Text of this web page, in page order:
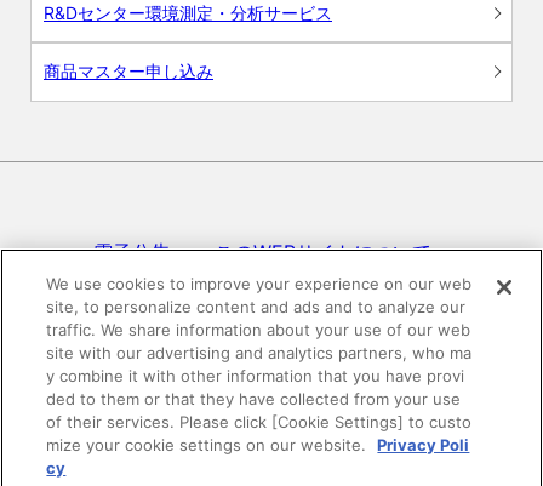
R&Dセンター環境測定・分析サービス
商品マスター申し込み
電子公告 このWEBサイトについて
プライバシーポリシー
SNSコミュニティガイドライン サイトマップ
©DAIKEN Corporation All Rights Reserved.
We use cookies to improve your experience on our web
site, to personalize content and ads and to analyze our
traffic. We share information about your use of our web
site with our advertising and analytics partners, who ma
y combine it with other information that you have provi
ded to them or that they have collected from your use
of their services. Please click [Cookie Settings] to custo
mize your cookie settings on our website.
Privacy Poli
cy